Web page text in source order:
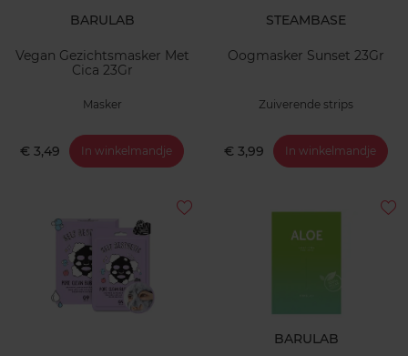
BARULAB
Vegan Gezichtsmasker Met
Cica 23Gr
Masker
€ 3,49 In winkelmandje
STEAMBASE
Oogmasker Sunset 23Gr
Zuiverende strips
€ 3,99 In winkelmandje
BARULAB